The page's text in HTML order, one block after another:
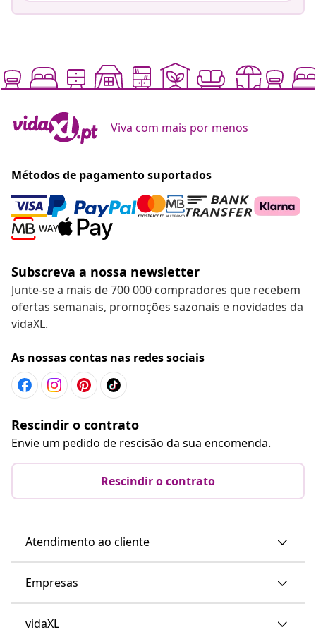
Viva com mais por menos
Métodos de pagamento suportados
Subscreva a nossa newsletter
Junte-se a mais de 700 000 compradores que recebem
ofertas semanais, promoções sazonais e novidades da
vidaXL.
As nossas contas nas redes sociais
Rescindir o contrato
Envie um pedido de rescisão da sua encomenda.
Rescindir o contrato
Atendimento ao cliente
Empresas
vidaXL